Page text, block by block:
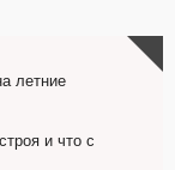
летние
и что с